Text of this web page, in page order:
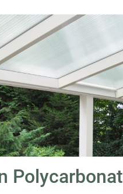
Polycarbonat